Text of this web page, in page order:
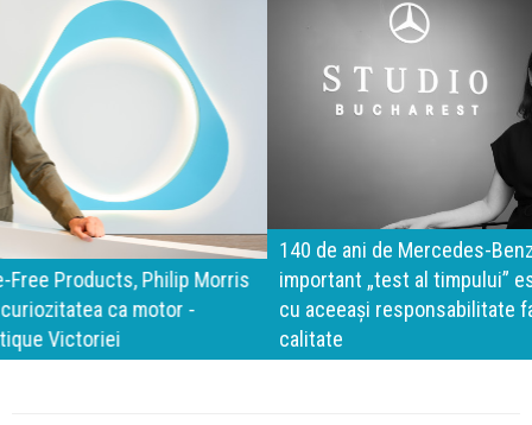
140 de ani de Mercedes-Benz. Ramona Pîrlog: Cel mai
important „test al timpului” este să inovăm constant, dar
cu aceeași responsabilitate față de oameni, siguranță și
calitate